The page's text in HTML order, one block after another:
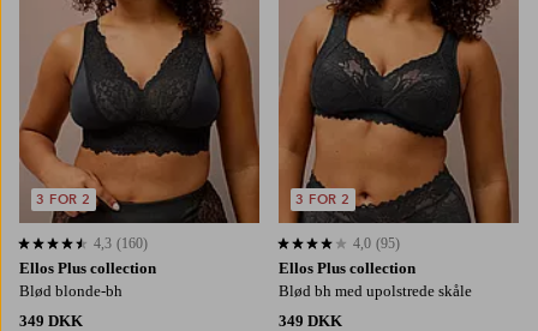
Ellos Plus collection
Blød blonde-bh
349 DKK
4,3 baseret på 160 bedømmelser
4,3 (160)
3 FOR 2
Ellos Plus collection
Blød bh med upolstrede skåle
349 DKK
4,0 baseret på 95 bedømmelser
4,0 (95)
3 FOR 2